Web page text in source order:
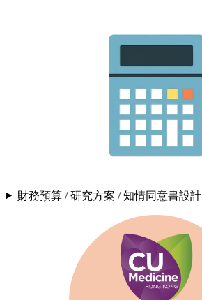
財務預算 / 研究方案 / 知情同意書設計